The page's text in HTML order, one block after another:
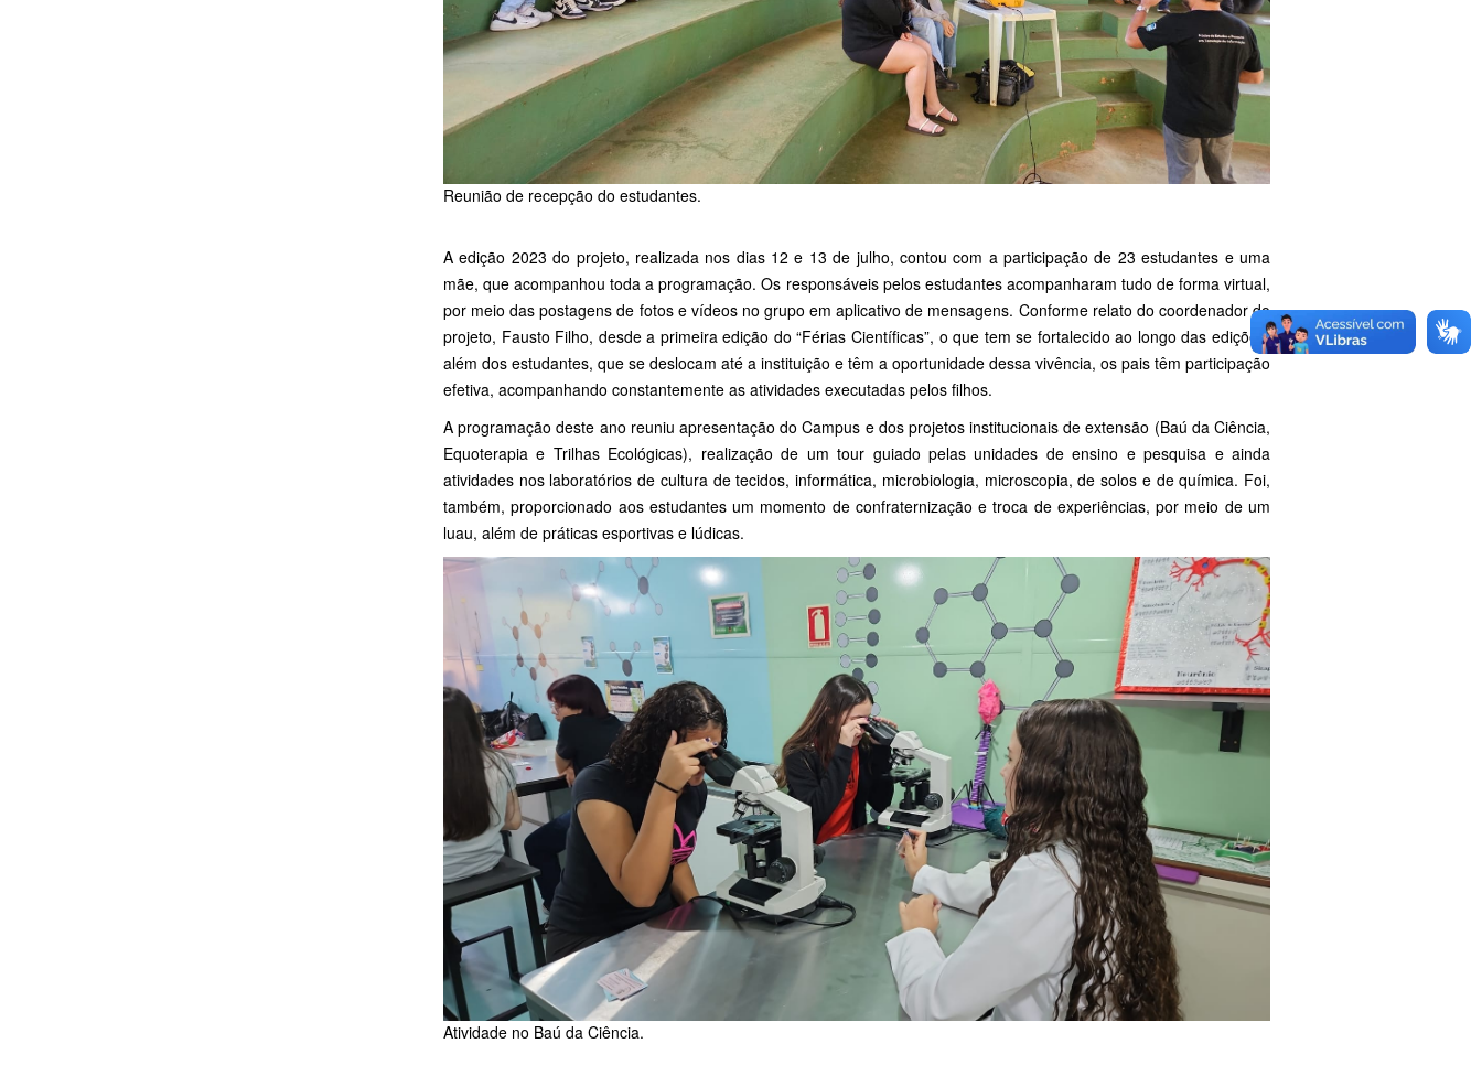
Reunião de recepção do estudantes.
A edição 2023 do projeto, realizada nos dias 12 e 13 de julho, contou com a participação de 23 estudantes e uma
mãe, que acompanhou toda a programação. Os responsáveis pelos estudantes acompanharam tudo de forma virtual,
por meio das postagens de fotos e vídeos no grupo em aplicativo de mensagens. Conforme relato do coordenador do
projeto, Fausto Filho, desde a primeira edição do “Férias Científicas”, o que tem se fortalecido ao longo das edições,
além dos estudantes, que se deslocam até a instituição e têm a oportunidade dessa vivência, os pais têm participação
efetiva, acompanhando constantemente as atividades executadas pelos filhos.
A programação deste ano reuniu apresentação do Campus e dos projetos institucionais de extensão (Baú da Ciência,
Equoterapia e Trilhas Ecológicas), realização de um tour guiado pelas unidades de ensino e pesquisa e ainda
atividades nos laboratórios de cultura de tecidos, informática, microbiologia, microscopia, de solos e de química. Foi,
também, proporcionado aos estudantes um momento de confraternização e troca de experiências, por meio de um
luau, além de práticas esportivas e lúdicas.
Atividade no Baú da Ciência.